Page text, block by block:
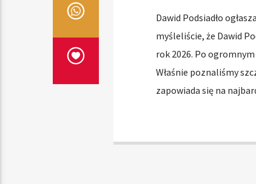
Dawid Podsiadło
myśleliście, że Dawid
rok 2026. Po
Właśnie poznaliśmy
zapowiada się na